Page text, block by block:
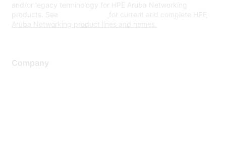
and/or legacy terminology for HPE Aruba Networking
products. See
for current and complete HPE
Aruba Networking product lines and names.
Company